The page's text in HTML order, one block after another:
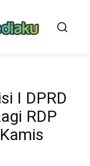
I DPRD
RDP